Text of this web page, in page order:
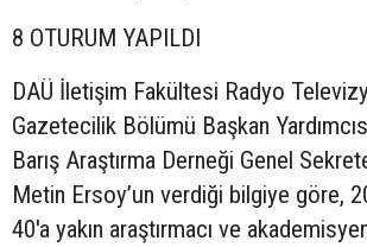
8 OTURUM YAPILDI
DAÜ İletişim Fakültesi Radyo
Gazetecilik Bölümü Başkan
Barış Araştırma Derneği Genel
Metin Ersoy’un verdiği bilgiye göre,
40'a yakın araştırmacı ve